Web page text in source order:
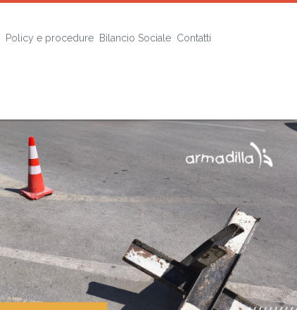
Policy e procedure Bilancio Sociale Contatti